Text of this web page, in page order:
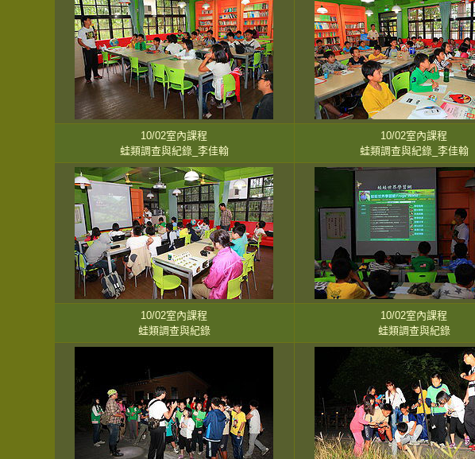
10/02室內課程
蛙類調查與紀錄_李佳翰
10/02室內課程
蛙類調查與紀錄_李佳翰
10/02室內課程
蛙類調查與紀錄
10/02室內課程
蛙類調查與紀錄